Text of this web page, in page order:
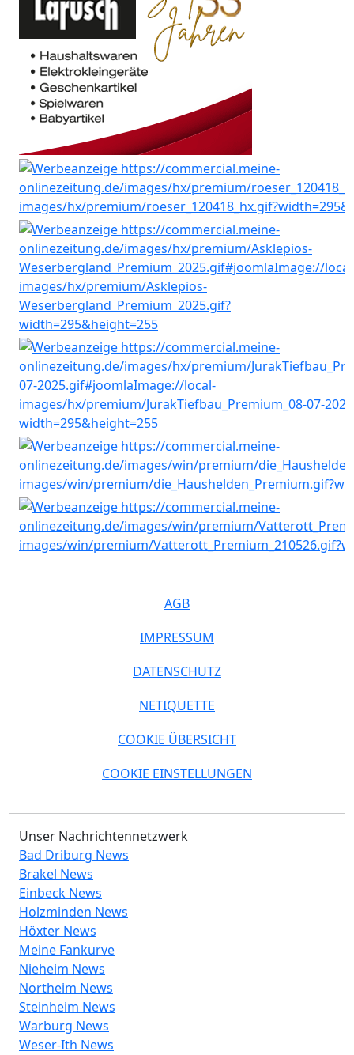
AGB
IMPRESSUM
DATENSCHUTZ
NETIQUETTE
COOKIE ÜBERSICHT
COOKIE EINSTELLUNGEN
Unser Nachrichtennetzwerk
Bad Driburg News
Brakel News
Einbeck News
Holzminden News
Höxter News
Meine Fankurve
Nieheim News
Northeim News
Steinheim News
Warburg News
Weser-Ith News